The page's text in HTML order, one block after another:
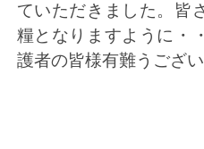
ていただきました。皆
糧となりますように・
護者の皆様有難うござい